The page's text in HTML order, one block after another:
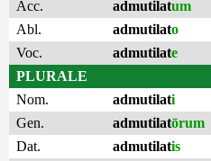
Acc.
admutilatum
Abl.
admutilato
Voc.
admutilate
PLURALE
Nom.
admutilati
Gen.
admutilatōrum
Dat.
admutilatis